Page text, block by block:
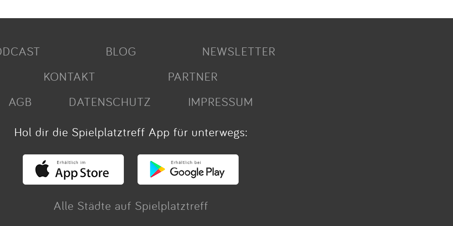
BLOG
NEWSLETTER
KONTAKT
PARTNER
AGB
DATENSCHUTZ
IMPRESSUM
Hol dir die Spielplatztreff App für unterwegs:
Alle Städte auf Spielplatztreff